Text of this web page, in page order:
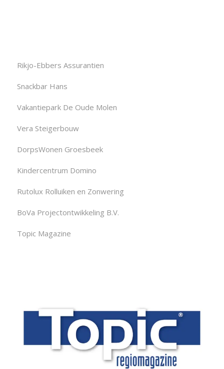
Rikjo-Ebbers Assurantien
Snackbar Hans
Vakantiepark De Oude Molen
Vera Steigerbouw
DorpsWonen Groesbeek
Kindercentrum Domino
Rutolux Rolluiken en Zonwering
BoVa Projectontwikkeling B.V.
Topic Magazine